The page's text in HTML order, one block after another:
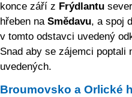
konce září z Frýdlantu
hřeben na Smědavu, a spoj
v tomto odstavci uvedený
Snad aby se zájemci poptali
uvedených.
Broumovsko a Orlické